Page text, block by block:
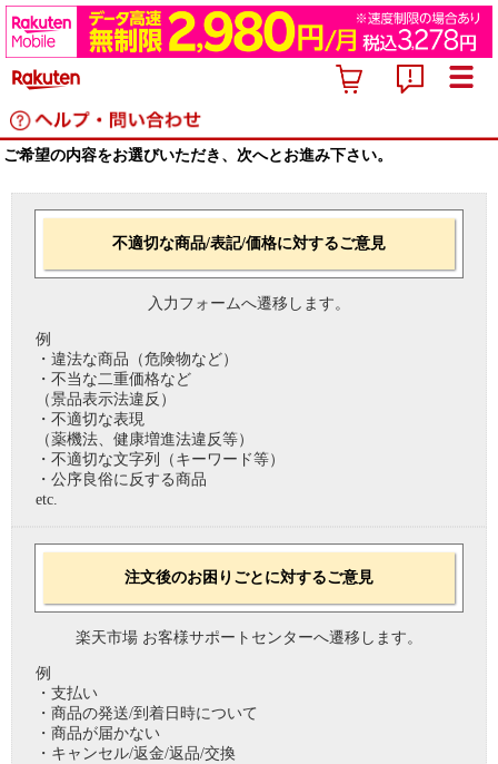
ご希望の内容をお選びいただき、次へとお進み下さい。
不適切な商品/表記/価格に対するご意見
入力フォームへ遷移します。
例
・違法な商品（危険物など）
・不当な二重価格など
（景品表示法違反）
・不適切な表現
（薬機法、健康増進法違反等）
・不適切な文字列（キーワード等）
・公序良俗に反する商品
etc.
注文後のお困りごとに対するご意見
楽天市場 お客様サポートセンターへ遷移します。
例
・支払い
・商品の発送/到着日時について
・商品が届かない
・キャンセル/返金/返品/交換